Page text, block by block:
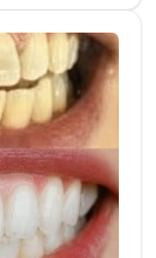
на сложные
Цифровое
хирургия